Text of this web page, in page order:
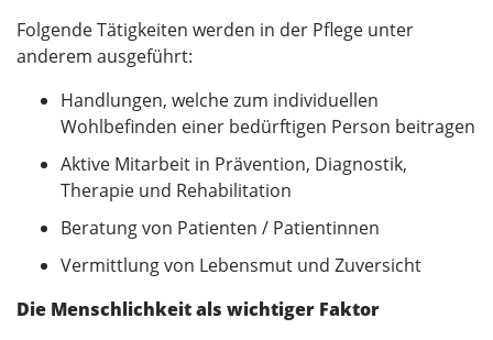
Folgende Tätigkeiten werden in der Pflege unter
anderem ausgeführt:
Handlungen, welche zum individuellen
Wohlbefinden einer bedürftigen Person beitragen
Aktive Mitarbeit in Prävention, Diagnostik,
Therapie und Rehabilitation
Beratung von Patienten / Patientinnen
Vermittlung von Lebensmut und Zuversicht
Die Menschlichkeit als wichtiger Faktor